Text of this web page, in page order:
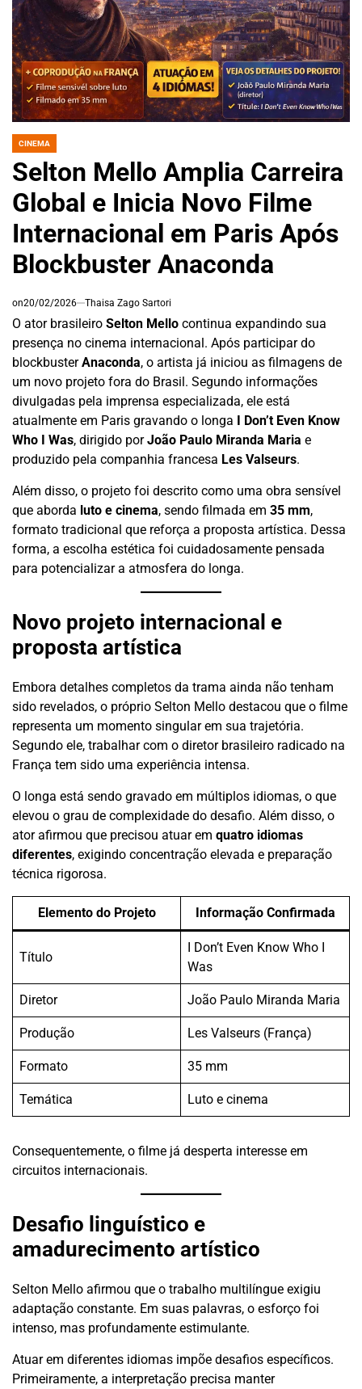
POSTED
CINEMA
Selton Mello Amplia Carreira
Global e Inicia Novo Filme
Internacional em Paris Após
Blockbuster Anaconda
on20/02/2026 Thaisa Zago Sartori
O ator brasileiro Selton Mello continua expandindo sua
presença no cinema internacional. Após participar do
blockbusterAnaconda, o artista já iniciou as filmagens de
um novo projeto fora do Brasil. Segundo informações
divulgadas pela imprensa especializada, ele está
atualmente em Paris gravando o longa I Don’t Even Know
Who I Was, dirigido porJoão Paulo Miranda Maria e
produzido pela companhia francesa Les Valseurs.
Além disso, o projeto foi descrito como uma obra sensível
que aborda luto e cinema, sendo filmada em 35 mm,
formato tradicional que reforça a proposta artística. Dessa
forma, a escolha estética foi cuidadosamente pensada
para potencializar a atmosfera do longa.
Novo projeto internacional e
proposta artística
Embora detalhes completos da trama ainda não tenham
sido revelados, o próprio Selton Mello destacou que o filme
representa um momento singular em sua trajetória.
Segundo ele, trabalhar com o diretor brasileiro radicado na
França tem sido uma experiência intensa.
O longa está sendo gravado em múltiplos idiomas, o que
elevou o grau de complexidade do desafio. Além disso, o
ator afirmou que precisou atuar em quatro idiomas
diferentes, exigindo concentração elevada e preparação
técnica rigorosa.
Elemento do Projeto Informação Confirmada
Título
I Don’t Even Know Who I
Was
Diretor João Paulo Miranda Maria
Produção Les Valseurs (França)
Formato 35 mm
Temática Luto e cinema
Consequentemente, o filme já desperta interesse em
circuitos internacionais.
Desafio linguístico e
amadurecimento artístico
Selton Mello afirmou que o trabalho multilíngue exigiu
adaptação constante. Em suas palavras, o esforço foi
intenso, mas profundamente estimulante.
Atuar em diferentes idiomas impõe desafios específicos.
Primeiramente, a interpretação precisa manter